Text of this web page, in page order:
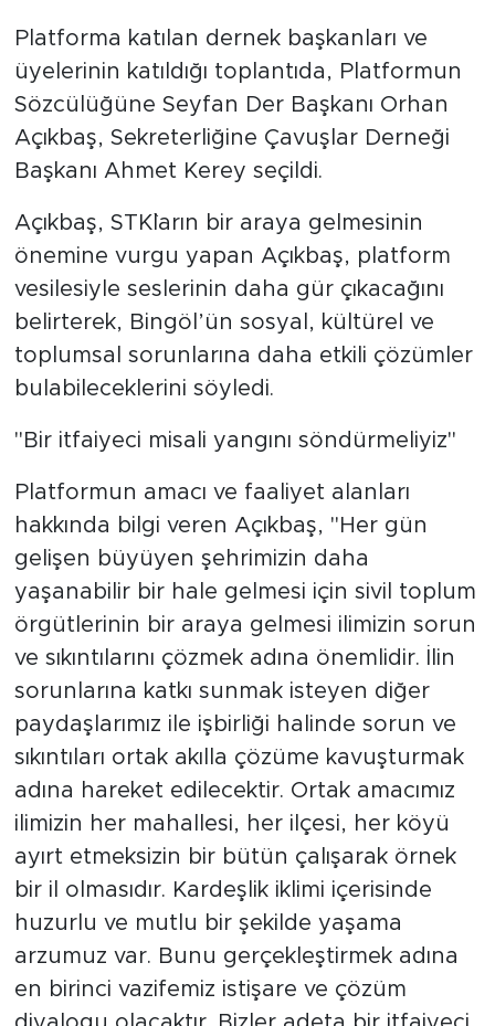
Platforma katılan dernek başkanları ve
üyelerinin katıldığı toplantıda, Platformun
Sözcülüğüne Seyfan Der Başkanı Orhan
Açıkbaş, Sekreterliğine Çavuşlar Derneği
Başkanı Ahmet Kerey seçildi.
Açıkbaş, STK`ların bir araya gelmesinin
önemine vurgu yapan Açıkbaş, platform
vesilesiyle seslerinin daha gür çıkacağını
belirterek, Bingöl’ün sosyal, kültürel ve
toplumsal sorunlarına daha etkili çözümler
bulabileceklerini söyledi.
"Bir itfaiyeci misali yangını söndürmeliyiz"
Platformun amacı ve faaliyet alanları
hakkında bilgi veren Açıkbaş, "Her gün
gelişen büyüyen şehrimizin daha
yaşanabilir bir hale gelmesi için sivil toplum
örgütlerinin bir araya gelmesi ilimizin sorun
ve sıkıntılarını çözmek adına önemlidir. İlin
sorunlarına katkı sunmak isteyen diğer
paydaşlarımız ile işbirliği halinde sorun ve
sıkıntıları ortak akılla çözüme kavuşturmak
adına hareket edilecektir. Ortak amacımız
ilimizin her mahallesi, her ilçesi, her köyü
ayırt etmeksizin bir bütün çalışarak örnek
bir il olmasıdır. Kardeşlik iklimi içerisinde
huzurlu ve mutlu bir şekilde yaşama
arzumuz var. Bunu gerçekleştirmek adına
en birinci vazifemiz istişare ve çözüm